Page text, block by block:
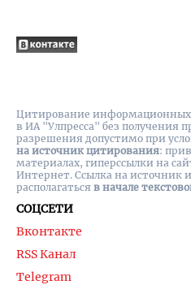
СОЦСЕТИ
Вконтакте
RSS Канал
Telegram
Цитирование
в ИА "Улпресса" без получения
разрешения допустимо при
на источник цитирования:
материалах, гиперссылки на
Интернет. Ссылка на источник
располагаться в начале